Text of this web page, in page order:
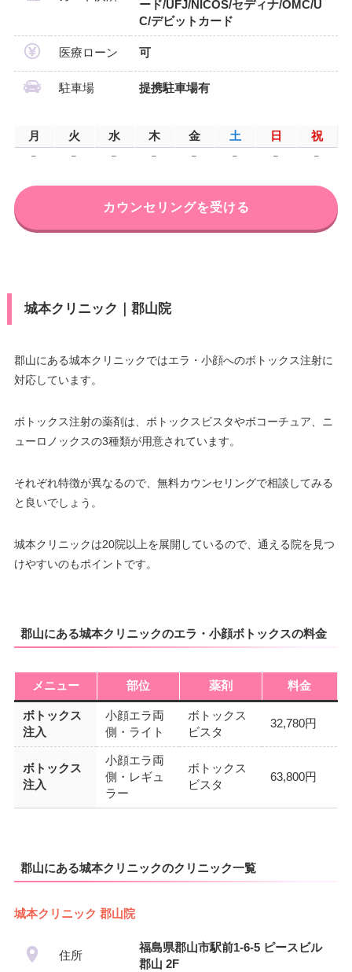
ード/UFJ/NICOS/セディナ/OMC/U
C/デビットカード
医療ローン 可
駐車場 提携駐車場有
月 火 水 木 金 土 日 祝
– – – – – – – –
カウンセリングを受ける
城本クリニック｜郡山院
郡山にある城本クリニックではエラ・小顔へのボトックス注射に
対応しています。
ボトックス注射の薬剤は、ボトックスビスタやボコーチュア、ニ
ューロノックスの3種類が用意されています。
それぞれ特徴が異なるので、無料カウンセリングで相談してみる
と良いでしょう。
城本クリニックは20院以上を展開しているので、通える院を見つ
けやすいのもポイントです。
郡山にある城本クリニックのエラ・小顔ボトックスの料金
メニュー 部位 薬剤 料金
ボトックス
注入
小顔エラ両
側・ライト
ボトックス
ビスタ
32,780円
ボトックス
注入
小顔エラ両
側・レギュ
ラー
ボトックス
ビスタ
63,800円
郡山にある城本クリニックのクリニック一覧
城本クリニック 郡山院
住所
福島県郡山市駅前1-6-5 ピースビル
郡山 2F